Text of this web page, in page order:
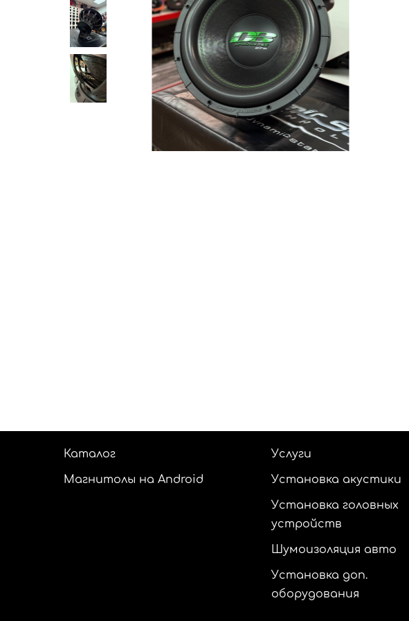
Каталог
Магнитолы на Android
Услуги
Установка акустики
Установка головных
устройств
Шумоизоляция авто
Установка доп.
оборудования